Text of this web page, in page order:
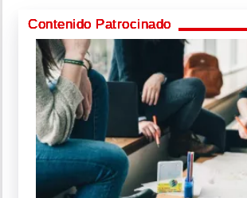
Contenido Patrocinado